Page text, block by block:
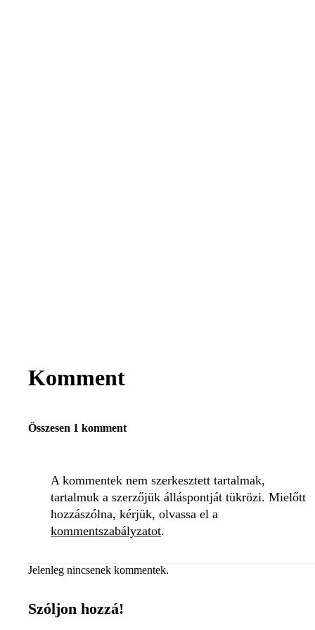
Komment
Összesen 1 komment
A kommentek nem szerkesztett tartalmak,
tartalmuk a szerzőjük álláspontját tükrözi. Mielőtt
hozzászólna, kérjük, olvassa el a
kommentszabályzatot.
Jelenleg nincsenek kommentek.
Szóljon hozzá!